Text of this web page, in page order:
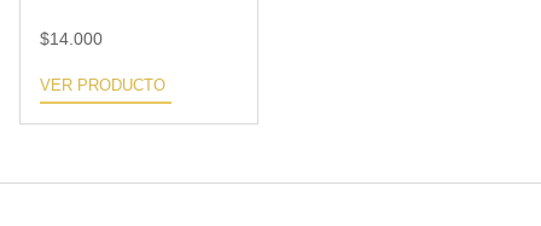
$14.000
VER PRODUCTO